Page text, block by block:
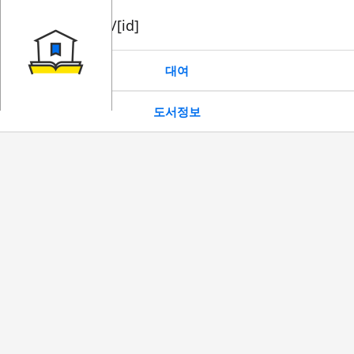
book/rent/[id]
대여
도서정보